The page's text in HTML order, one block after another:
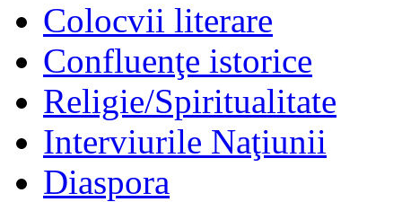
Colocvii literare
Confluenţe istorice
Religie/Spiritualitate
Interviurile Naţiunii
Diaspora